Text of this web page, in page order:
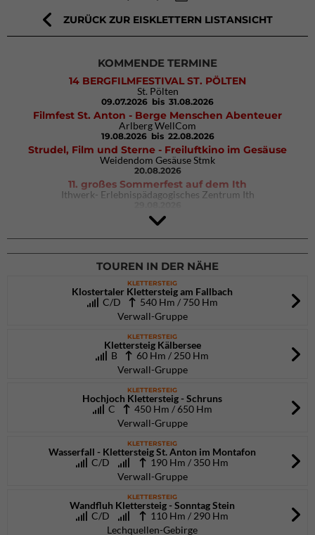
ZURÜCK ZUR EISKLETTERN LISTANSICHT
KOMMENDE TERMINE
14 BERGFILMFESTIVAL ST. PÖLTEN
St. Pölten
09.07.2026 bis 31.08.2026
Filmfest St. Anton - Berge Menschen Abenteuer
Arlberg WellCom
19.08.2026 bis 22.08.2026
Strudel, Film und Sterne - Freiluftkino im Gesäuse
Weidendom Gesäuse Stmk
20.08.2026
11. großes Sommerfest auf dem Ith
Ithwerk- Erlebnispädagogisches Zentrum Ith
Rock Master Arco
Arco (IT)
02.10.2026bis 04.10.2026
TOUREN IN DER NÄHE
KLETTERSTEIG
Klostertaler Klettersteig am Fallbach
C/D 540 Hm / 750 Hm
Verwall-Gruppe
KLETTERSTEIG
Klettersteig Kälbersee
B
60 Hm / 250 Hm
Verwall-Gruppe
KLETTERSTEIG
Hochjoch Klettersteig - Schruns
C 450 Hm / 650 Hm
Verwall-Gruppe
KLETTERSTEIG
Wasserfall - Klettersteig St. Anton im Montafon
C/D
190 Hm / 350 Hm
Verwall-Gruppe
KLETTERSTEIG
Wandfluh Klettersteig - Sonntag Stein
C/D
110 Hm / 290 Hm
Lechquellen-Gebirge